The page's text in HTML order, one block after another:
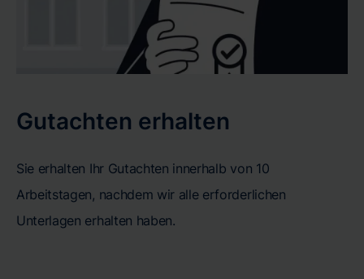
Gutachten erhalten
Sie erhalten Ihr Gutachten innerhalb von 10
Arbeitstagen, nachdem wir alle erforderlichen
Unterlagen erhalten haben.